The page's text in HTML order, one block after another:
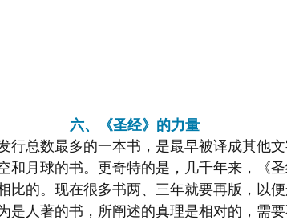
六、《圣经》的力量
行总数最多的一本书，是最早被译成其他
和月球的书。更奇特的是，几千年来，《
比的。现在很多书两、三年就要再版，以
是人著的书，所阐述的真理是相对的，需要